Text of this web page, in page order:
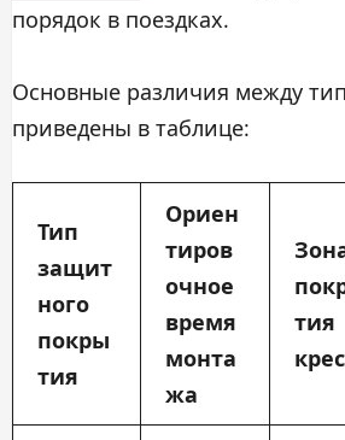
порядок в поездках.
Основные различия между
приведены в таблице:
Тип
защит
ного
покры
тия
Ориен
тиров
очное
время
монта
жа
тия